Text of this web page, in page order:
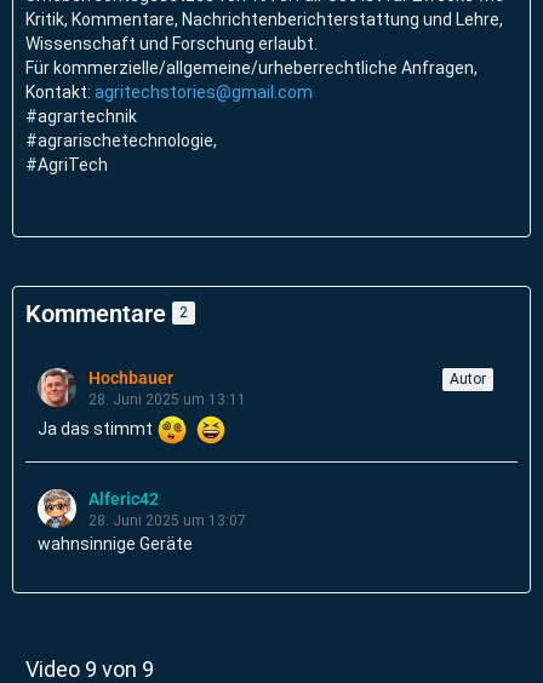
Kritik, Kommentare, Nachrichtenberichterstattung und Lehre,
Wissenschaft und Forschung erlaubt.
Für kommerzielle/allgemeine/urheberrechtliche Anfragen,
Kontakt: agritechstories@gmail.com
#agrartechnik
#agrarischetechnologie,
#AgriTech
Kommentare 2
Hochbauer
28. Juni 2025 um 13:11
Autor
Ja das stimmt
Alferic42
28. Juni 2025 um 13:07
wahnsinnige Geräte
Video 9 von 9